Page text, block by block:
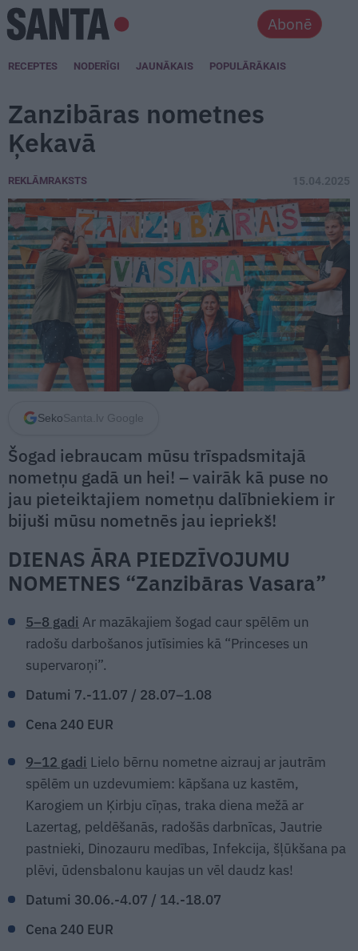
Abonē
RECEPTES NODERĪGI JAUNĀKAIS POPULĀRĀKAIS
Zanzibāras nometnes
Ķekavā
REKLĀMRAKSTS 15.04.2025
Seko Santa.lv Google
Šogad iebraucam mūsu trīspadsmitajā
nometņu gadā un hei! – vairāk kā puse no
jau pieteiktajiem nometņu dalībniekiem ir
bijuši mūsu nometnēs jau iepriekš!
DIENAS ĀRA PIEDZĪVOJUMU
NOMETNES “Zanzibāras Vasara”
5–8 gadi Ar mazākajiem šogad caur spēlēm un
radošu darbošanos jutīsimies kā “Princeses un
supervaroņi”.
Datumi 7.-11.07 / 28.07–1.08
Cena 240 EUR
9–12 gadi Lielo bērnu nometne aizrauj ar jautrām
spēlēm un uzdevumiem: kāpšana uz kastēm,
Karogiem un Ķirbju cīņas, traka diena mežā ar
Lazertag, peldēšanās, radošās darbnīcas, Jautrie
pastnieki, Dinozauru medības, Infekcija, šļūkšana pa
plēvi, ūdensbalonu kaujas un vēl daudz kas!
Datumi 30.06.-4.07 / 14.-18.07
Cena 240 EUR